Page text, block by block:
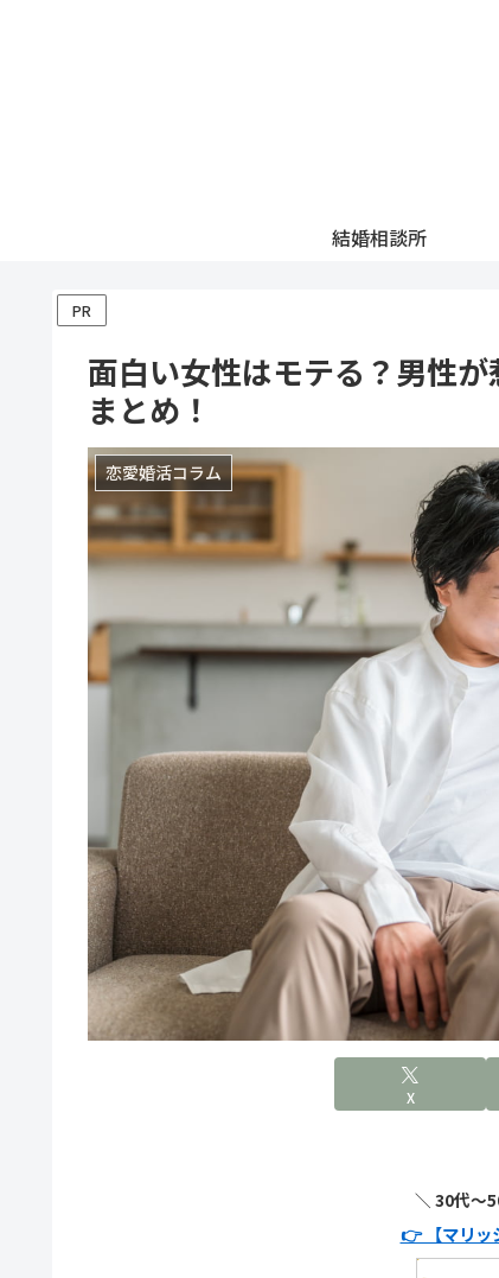
結婚相談所
PR
面白い女性はモテる？男性
まとめ！
恋愛婚活コラム
X
＼ 30代〜
👉 【マリッ